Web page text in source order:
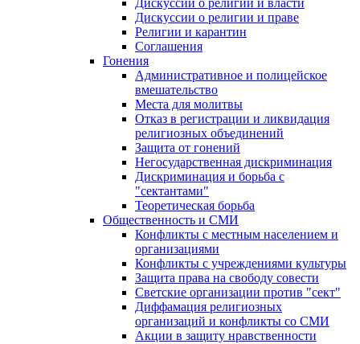
Дискуссии о религии и власти
Дискуссии о религии и праве
Религии и карантин
Соглашения
Гонения
Административное и полицейское
вмешательство
Места для молитвы
Отказ в регистрации и ликвидация
религиозных объединений
Защита от гонений
Негосударственная дискриминация
Дискриминация и борьба с
"сектантами"
Теоретическая борьба
Общественность и СМИ
Конфликты с местным населением и
организациями
Конфликты с учреждениями культуры
Защита права на свободу совести
Светские организации против "сект"
Диффамация религиозных
организаций и конфликты со СМИ
Акции в защиту нравственности